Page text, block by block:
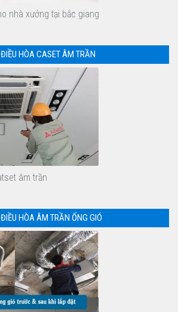
nhà xưởng tại bắc giang
HÒA CASET ÂM TRẦN
âm trần
HÒA ÂM TRẦN ỐNG GIÓ